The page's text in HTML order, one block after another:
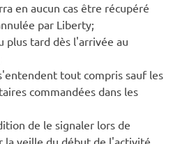
en aucun cas être récupéré
par Liberty;
plus tard dès l'arrivée au
tout compris sauf les
commandées dans les
de le signaler lors de
la veille du début de l'activité